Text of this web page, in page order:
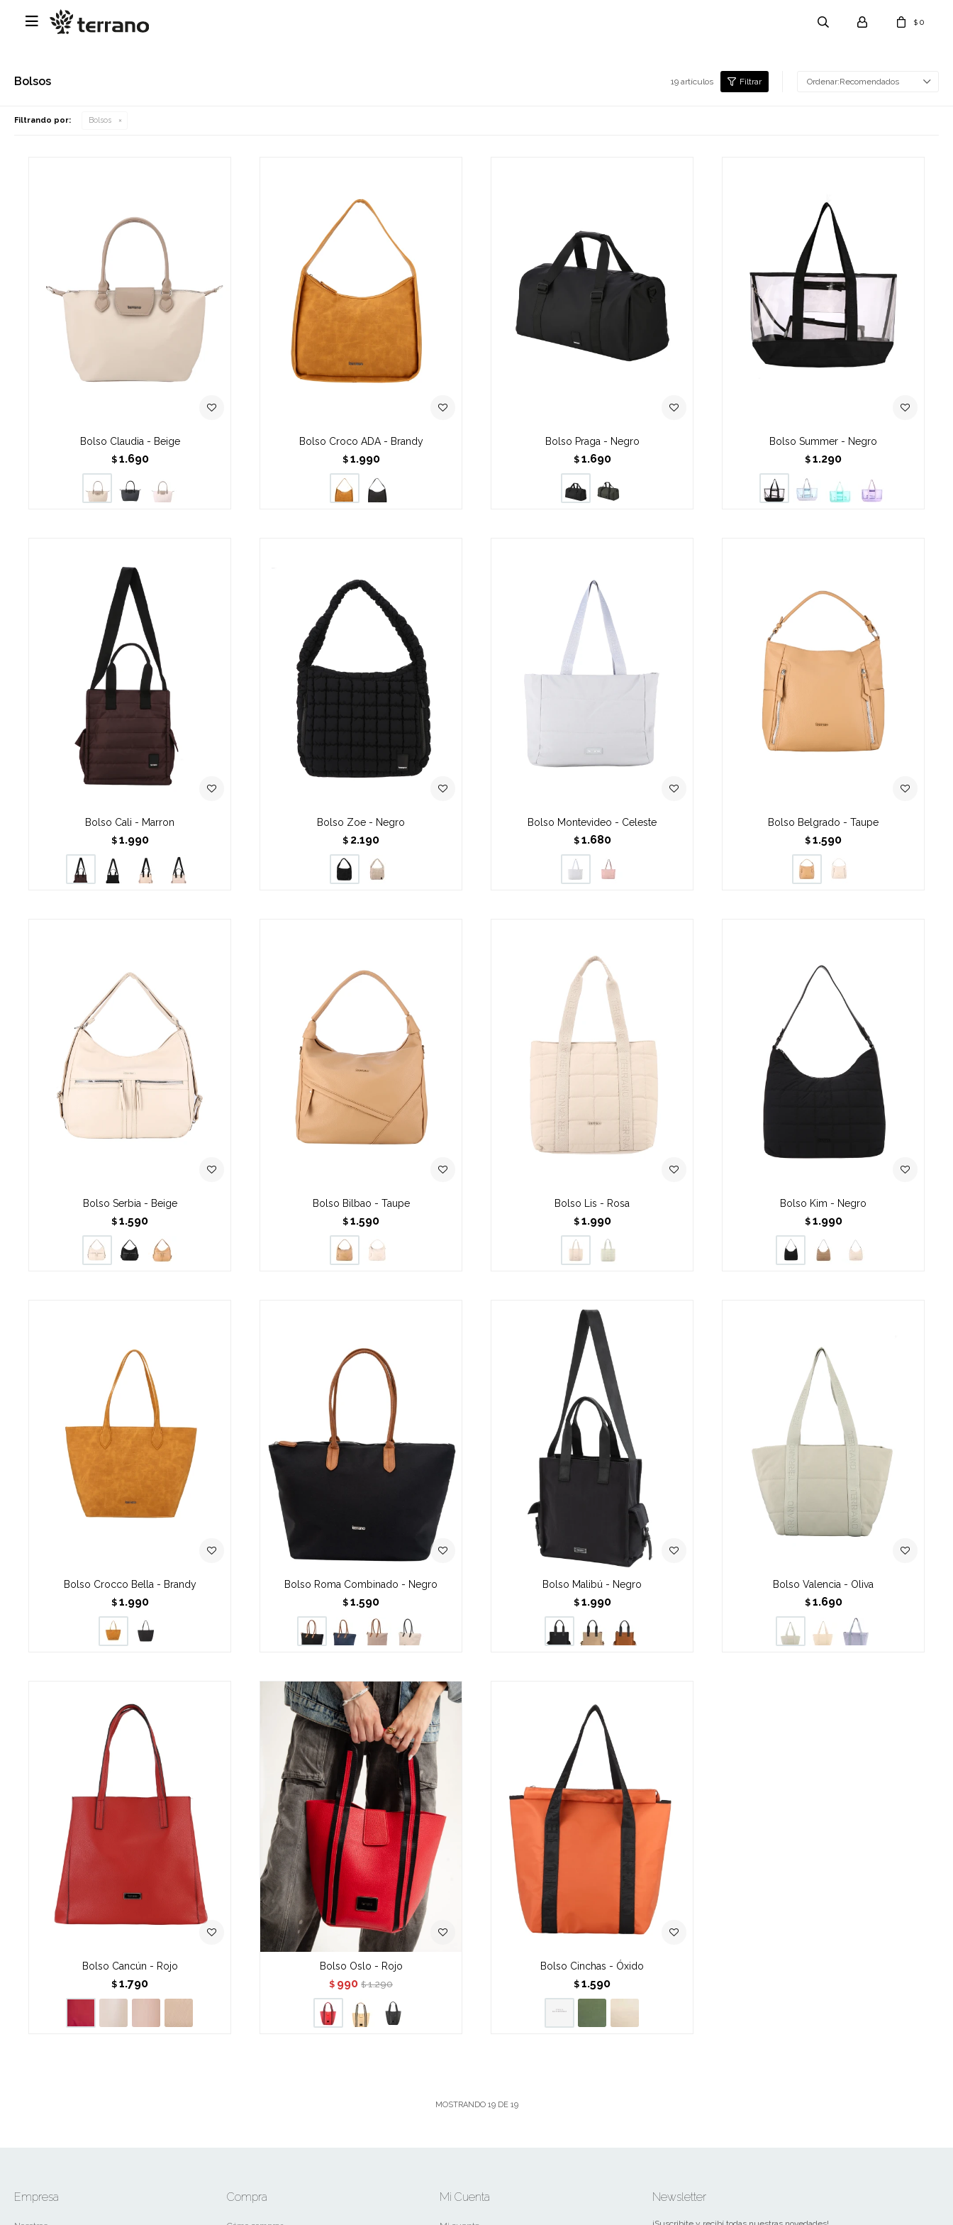
$ 0

Bolsos 19 artículos Recomendados
Filtrando por: Bolsos
Bolso Claudia - Beige
$ 1.690
Bolso Croco ADA - Brandy
$ 1.990
Bolso Praga - Negro
$ 1.690
Bolso Summer - Negro
$ 1.290
Bolso Cali - Marron
$ 1.990
Bolso Zoe - Negro
$ 2.190
Bolso Montevideo - Celeste
$ 1.680
Bolso Belgrado - Taupe
$ 1.590
Bolso Serbia - Beige
$ 1.590
Bolso Bilbao - Taupe
$ 1.590
Bolso Lis - Rosa
$ 1.990
Bolso Kim - Negro
$ 1.990
Bolso Crocco Bella - Brandy
$ 1.990
Bolso Roma Combinado - Negro
$ 1.590
Bolso Malibú - Negro
$ 1.990
Bolso Valencia - Oliva
$ 1.690
Bolso Cancún - Rojo
$ 1.790
Bolso Oslo - Rojo
$ 990 $ 1.290
Bolso Cinchas - Óxido
$ 1.590
MOSTRANDO 19DE 19
Empresa Compra Mi Cuenta Newsletter